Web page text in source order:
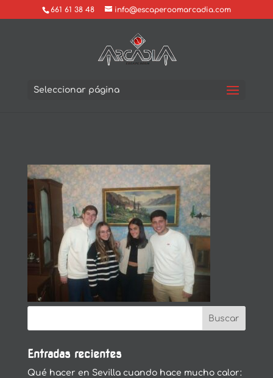
661 61 38 48 info@escaperoomarcadia.com
Seleccionar página
Entradas recientes
Qué hacer en Sevilla cuando hace mucho calor: